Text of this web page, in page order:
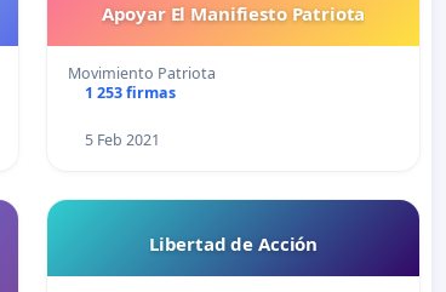
Apoyar El Manifiesto Patriota
Movimiento Patriota
1 253 firmas
5 Feb 2021
Libertad de Acción